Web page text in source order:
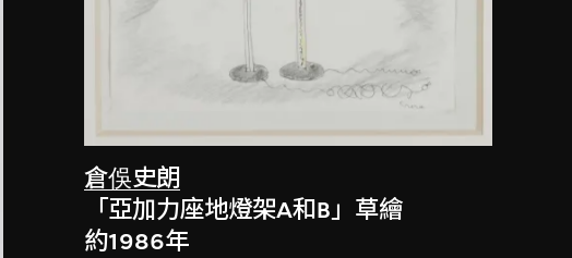
倉俁史朗
「亞加力座地燈架A和B」草繪
約1986年